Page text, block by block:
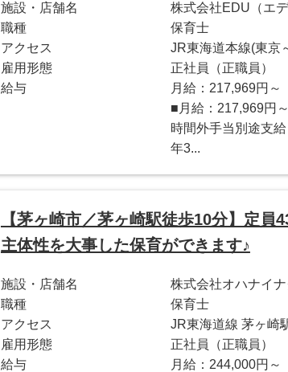
施設・店舗名
株式会社EDU（エ
職種
保育士
アクセス
JR東海道本線(東京
雇用形態
正社員（正職員）
給与
月給：217,969円～
■月給：217,969円
時間外手当別途支
年3...
【茅ヶ崎市／茅ヶ崎駅徒歩10分】定
主体性を大事した保育ができます♪
施設・店舗名
株式会社オハナイ
職種
保育士
アクセス
JR東海道線 茅ヶ崎
雇用形態
正社員（正職員）
給与
月給：244,000円～